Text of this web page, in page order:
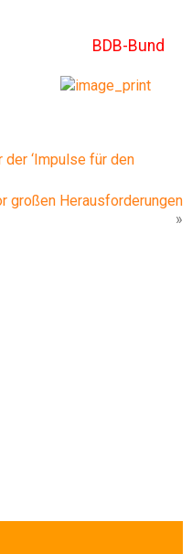
BDB-Bund
‘Impulse für den
großen Herausforderungen
»